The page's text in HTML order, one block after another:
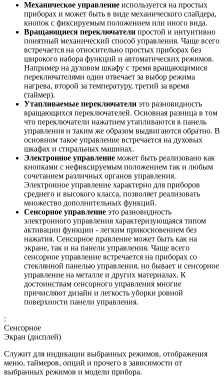
Механическое управление используется на простых
приборах и может быть в виде механического слайдера,
кнопок с фиксируемым положением или иного вида.
Вращающиеся переключатели простой и интуитивно
понятный механический способ управления. Чаще всего
встречается на относительно простых приборах без
широкого набора функций и автоматических режимов.
Например на духовом шкафу с тремя вращающимися
переключателями один отвечает за выбор режима
нагрева, второй за температуру, третий за время
(таймер).
Утапливаемые переключатели это разновидность
вращающихся переключателей. Основная разница в том
что переключатели нажатием утапливаются в панель
управления и таким же образом выдвигаются обратно. В
основном такое управление встречается на духовых
шкафах и стиральных машинах.
Электронное управление может быть реализовано как
кнопками с нефиксируемым положением так и любым
сочетанием различных органов управления.
Электронное управление характерно для приборов
среднего и высокого класса, позволяет реализовать
множество дополнительных функций.
Сенсорное управление это разновидность
электронного управления характеризующаяся типом
активации функции - легким прикосновением без
нажатия. Сенсорное правление может быть как на
экране, так и на панели управления. Чаще всего
сенсорное управление встречается на приборах со
стеклянной панелью управления, но бывает и сенсорное
управление на металле и других материалах. К
достоинствам сенсорного управления многие
причисляют дизайн и легкость уборки ровной
поверхности панели управления.
:
Сенсорное
Экран (дисплей)
Служит для индикации выбранных режимов, отображения
меню, таймеров, опций и прочего в зависимости от
выбранных режимов и модели прибора.